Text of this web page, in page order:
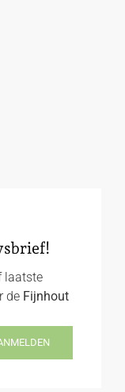
laatste
de Fijnhout